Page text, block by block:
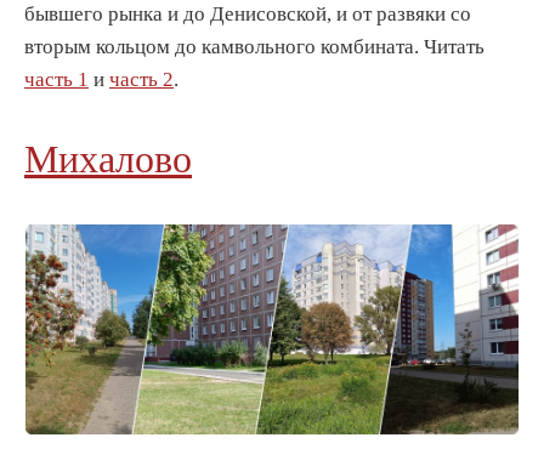
бывшего рынка и до Денисовской, и от развяки со
вторым кольцом до камвольного комбината. Читать
часть 1 и часть 2.
Михалово